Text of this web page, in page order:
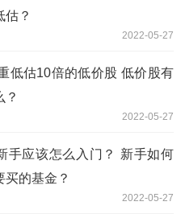
估？
2022-05-27
低估10倍的低价股 低价股有
？
2022-05-27
手应该怎么入门？ 新手如何
买的基金？
2022-05-27